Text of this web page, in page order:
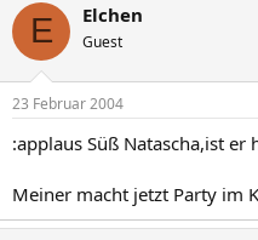
E Elchen
Guest
23 Februar 2004
:applaus Süß Natascha,ist er
Meiner macht jetzt Party im